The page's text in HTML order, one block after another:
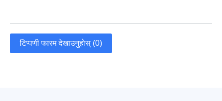
टिप्पणी फारम देखाउनुहोस् (0)